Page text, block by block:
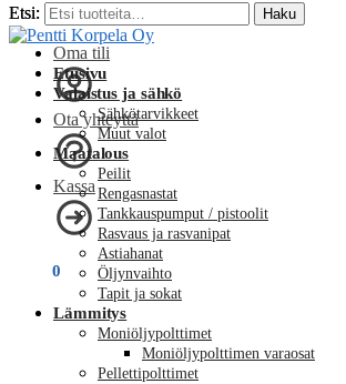
Etsi: Haku
Oma tili
Ota yhteyttä
Kassa
0
Etsi: Haku
Etusivu
Valaistus ja sähkö
Sähkötarvikkeet
Muut valot
Maatalous
Peilit
Rengasnastat
Tankkauspumput / pistoolit
Rasvaus ja rasvanipat
Astiahanat
Öljynvaihto
Tapit ja sokat
Lämmitys
Moniöljypolttimet
Moniöljypolttimen varaosat
Pellettipolttimet